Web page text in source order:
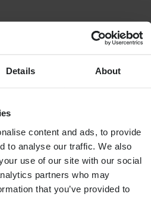
Details About
content and ads, to provide
to analyse our traffic. We also
use of our site with our social
partners who may
that you’ve provided to
GRANIT™ Victory XPlus 68
krádeží. Vše začíná designem.
zloděje obtížné se na GRANIT™
uzamykací šroub z mimořádně
komu vaše